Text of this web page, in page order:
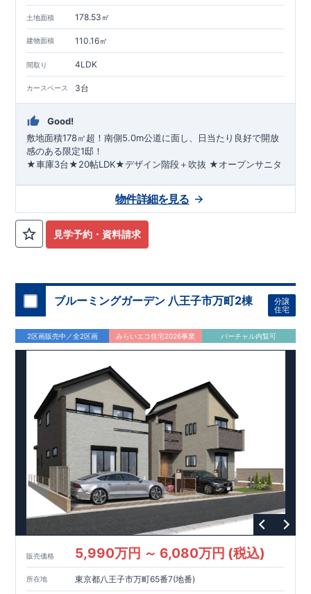
土地面積 178.53㎡
建物面積 110.16㎡
間取り 4LDK
カースペース 3台
Good!
敷地面積178㎡超！南側5.0m公道に面し、日当たり良好で開放
感のある限定1邸！
★車庫3台★20帖LDK★デザイン階段＋吹抜 ​★オープンサニタ
リー＋ランドリースペース★セカンドサニタリーなど、至れり
バス停「白山神社」まで徒歩3分​ JR横浜線、中央線、八
3分
◎生活環境・子育て環境に恵まれた立地◎
◆八王子市立中山小学校　徒歩10分
◆やまや北野台店　徒歩13分
◆ミニストップ八王子北野台店　徒歩15分
【ハイブリット窓】
優れた断熱効果でエアコン効率を高めて、消費電力量を減らすことで
【ガス温水式床暖房】
【電池錠タッチキー CAZAS+】
カードや普段お使いのおサイフケータイ対応。
ボタンを押して、カードやケータイをかざすだけで施解錠できます。
ブルーミングガーデンのこだわり>
『BELS 』取得(省エネ住宅) ←詳しくはクリック
・東栄住宅のブルーミングガーデンは、2025年より適合義務化予定の
大きく上回る
評価 (ZEH をすべての住宅で取
『長期優良住宅』取得! ←詳しくはクリック
・全 7つの技術基準のうち、
つの等級を取得しています。
・住宅ローン控除最大５０００万円　最大控除額３５万円　控除期間
１３年間の最大控除額４５５万円
・中古市場でも、長期優良住宅が有利に働きます。
■住宅性能評価ダブル取得! ←詳しくはクリック
・『設計』住宅性能評価‥‥建物設計段階で、国が認めた第三機関が評
・『建設』住宅性能評価‥‥評価を受けた図面通りに施工されている
■全棟自社一貫体制! ←詳しくはクリック
・誰が何をやったかが明確だからこそ、お客様の安心に繋がります。
・設計、施工、営業が協力し合い、最良のプランをご提供致します。
見学予約・資料請求
物件詳細を見る
ブルーミングガーデン 八王子市万町2棟
分譲
住宅
2区画販売中／全2区画 みらいエコ住宅2026事業 バーチャル内覧可
販売価格 5,990万円 ～ 6,080万円 (税込)
所在地 東京都八王子市万町65番7(地番)